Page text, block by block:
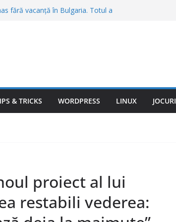
fără vacanță în Bulgaria. Totul a
condiţionat în maşină. Şoferii îl
țânțari din curte fără insecticide
de specialiști
& TRICKS WORDPRESS LINUX JOCURI
proiect al lui
restabili vederea: